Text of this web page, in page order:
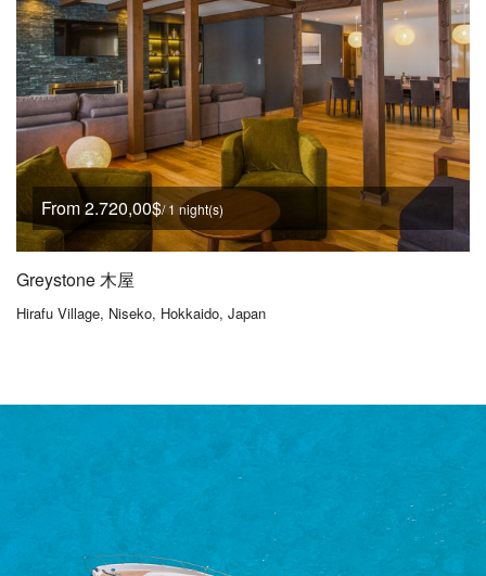
From 2.720,00$/ 1 night(s)
Greystone 木屋
Hirafu Village, Niseko, Hokkaido, Japan